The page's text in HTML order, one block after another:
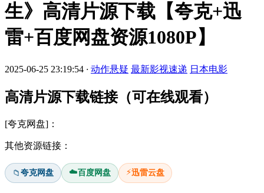
生》高清片源下载【夸克+迅
雷+百度网盘资源1080P】
2025-06-25 23:19:54 · 动作悬疑 最新影视速递 日本电影
高清片源下载链接（可在线观看）
[夸克网盘]：
其他资源链接：
📁夸克网盘 ☁️百度网盘 ⚡迅雷云盘